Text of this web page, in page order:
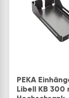
PEKA
Libell KB 300